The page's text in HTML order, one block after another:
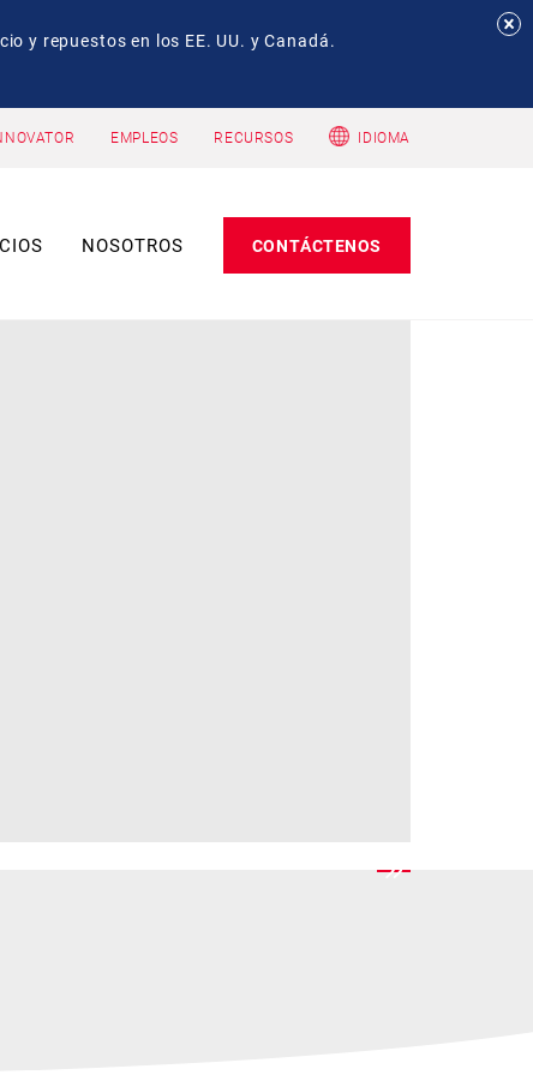
y repuestos en los EE. UU. y Canadá.
EMPLEOS RECURSOS IDIOMA
NOSOTROS CONTÁCTENOS